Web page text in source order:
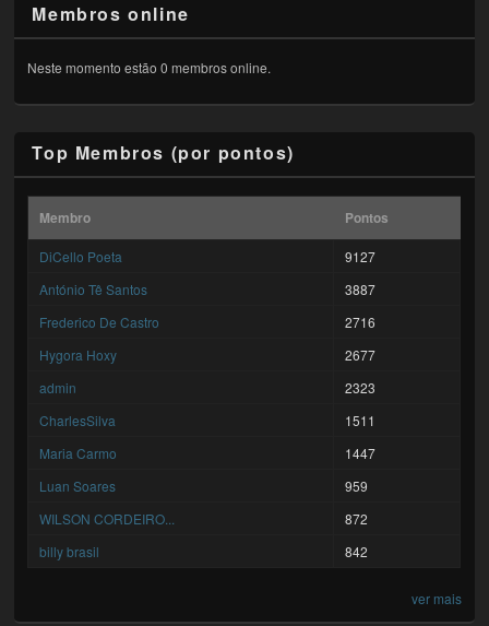
Membros online
Neste momento estão 0 membros online.
Top Membros (por pontos)
Membro Pontos
DiCello Poeta
9127
António Tê Santos
3887
Frederico De Castro
2716
Hygora Hoxy
2677
admin
2323
CharlesSilva
1511
Maria Carmo
1447
Luan Soares
959
WILSON CORDEIRO...
872
billy brasil
842
ver mais